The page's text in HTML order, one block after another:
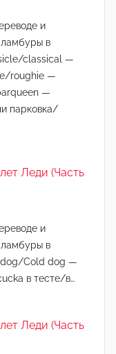
и
в
classical —
roughie —
—
парковка/
Леди (Часть
и
в
dog/Cold dog —
в тесте/в…
Леди (Часть